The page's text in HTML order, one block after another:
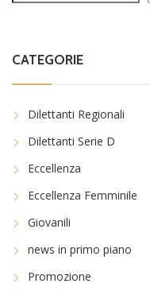
CATEGORIE
Dilettanti Regionali
Dilettanti Serie D
Eccellenza
Eccellenza Femminile
Giovanili
news in primo piano
Promozione